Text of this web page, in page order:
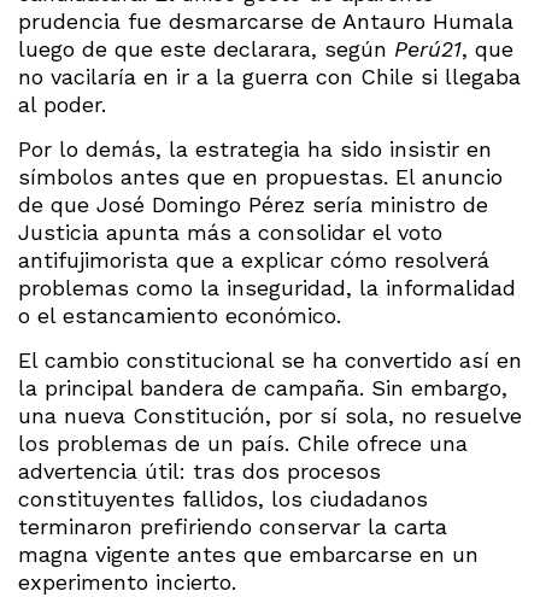
prudencia fue desmarcarse de Antauro Humala
luego de que este declarara, según Perú21, que
no vacilaría en ir a la guerra con Chile si llegaba
al poder.
Por lo demás, la estrategia ha sido insistir en
símbolos antes que en propuestas. El anuncio
de que José Domingo Pérez sería ministro de
Justicia apunta más a consolidar el voto
antifujimorista que a explicar cómo resolverá
problemas como la inseguridad, la informalidad
o el estancamiento económico.
El cambio constitucional se ha convertido así en
la principal bandera de campaña. Sin embargo,
una nueva Constitución, por sí sola, no resuelve
los problemas de un país. Chile ofrece una
advertencia útil: tras dos procesos
constituyentes fallidos, los ciudadanos
terminaron prefiriendo conservar la carta
magna vigente antes que embarcarse en un
experimento incierto.